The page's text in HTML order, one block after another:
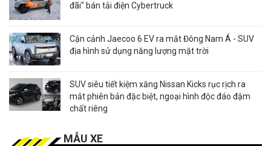
đãi" bán tải điện Cybertruck
Cận cảnh Jaecoo 6 EV ra mắt Đông Nam Á - SUV
địa hình sử dụng năng lượng mặt trời
SUV siêu tiết kiệm xăng Nissan Kicks rục rịch ra
mắt phiên bản đặc biệt, ngoại hình độc đáo đậm
chất riêng
MẪU XE